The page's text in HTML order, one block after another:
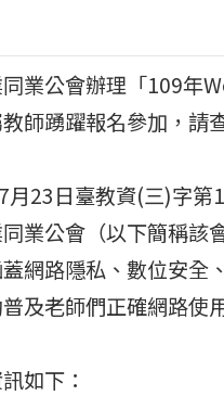
業公會辦理「109年
師踴躍報名參加，請
23日臺教資(三)字第
業公會（以下簡稱
網路隱私、數位安全
及老師們正確網路使
如下：